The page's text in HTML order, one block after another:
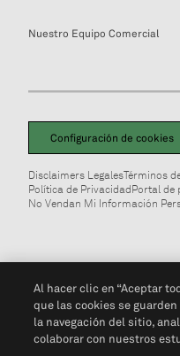
Nuestro Equipo Comercial
Configuración de cookies
Disclaimers LegalesTérminos
Política de PrivacidadPortal de
No Vendan Mi Información
Al hacer clic en “Aceptar
que las cookies se
la navegación del sitio,
colaborar con nuestros